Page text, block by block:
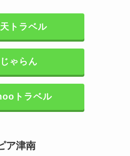
トラベル
じゃらん
トラベル
ア津南